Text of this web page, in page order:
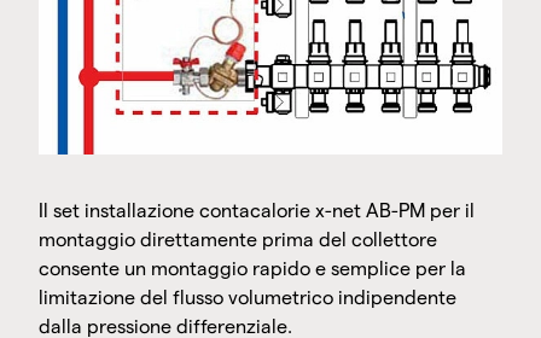
Il set installazione contacalorie x-net AB-PM per il
montaggio direttamente prima del collettore
consente un montaggio rapido e semplice per la
limitazione del flusso volumetrico indipendente
dalla pressione differenziale.